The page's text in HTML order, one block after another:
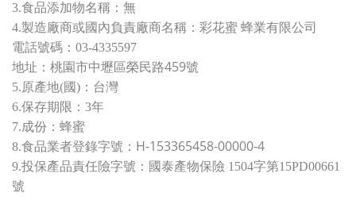
3.食品添加物名稱：無
4.製造廠商或國內負責廠商名稱：彩花蜜 蜂業有限公司
電話號碼：03-4335597
地址： 桃園市中壢區榮民路459號
5.原產地(國)：台灣
6.保存期限：3年
7.成份：蜂蜜
8.食品業者登錄字號： H-153365458-00000-4
9.投保產品責任險字號： 國泰產物保險 1504字第15PD00661
號